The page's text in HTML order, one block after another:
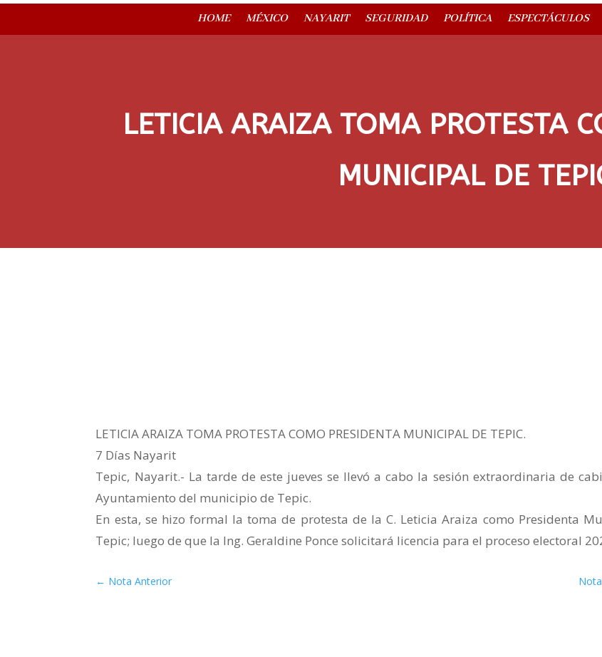
HOME MÉXICO NAYARIT SEGURIDAD POLÍTICA ESPECTÁCULOS
LETICIA ARAIZA TOMA PROTESTA
MUNICIPAL DE
LETICIA ARAIZA TOMA PROTESTA COMO PRESIDENTA MUNICIPAL DE TEPIC.
7 Días Nayarit
Tepic, Nayarit.- La tarde de este jueves se llevó a cabo la sesión extraordinaria de
Ayuntamiento del municipio de Tepic.
En esta, se hizo formal la toma de protesta de la C. Leticia Araiza como Presidenta
Tepic; luego de que la Ing. Geraldine Ponce solicitará licencia para el proceso electoral
← Nota Anterior